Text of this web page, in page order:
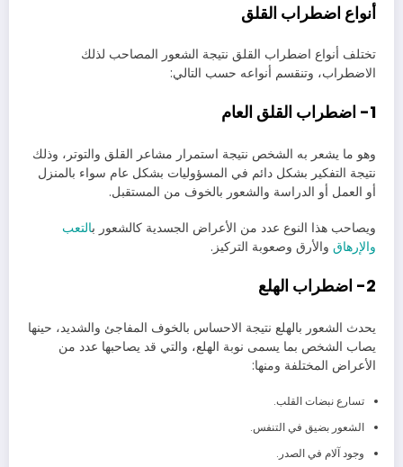
أنواع اضطراب القلق
تختلف أنواع اضطراب القلق نتيجة الشعور المصاحب لذلك
الاضطراب، وتنقسم أنواعه حسب التالي:
1- اضطراب القلق العام
وهو ما يشعر به الشخص نتيجة استمرار مشاعر القلق والتوتر، وذلك
نتيجة التفكير بشكل دائم في المسؤوليات بشكل عام سواء بالمنزل
أو العمل أو الدراسة والشعور بالخوف من المستقبل.
ويصاحب هذا النوع عدد من الأعراض الجسدية كالشعور بالتعب
والإرهاق والأرق وصعوبة التركيز.
2- اضطراب الهلع
يحدث الشعور بالهلع نتيجة الاحساس بالخوف المفاجئ والشديد، حينها
يصاب الشخص بما يسمى نوبة الهلع، والتي قد يصاحبها عدد من
الأعراض المختلفة ومنها:
تسارع نبضات القلب.
الشعور بضيق في التنفس.
وجود آلام في الصدر.